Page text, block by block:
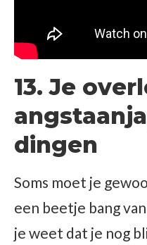
13. Je
dingen
Soms moet je
een beetje bang
je weet dat je nog